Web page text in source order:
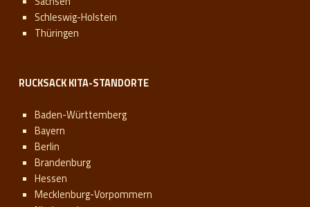
Schleswig-Holstein
Thüringen
RUCKSACK KITA-STANDORTE
Baden-Württemberg
Bayern
Berlin
Brandenburg
Hessen
Mecklenburg-Vorpommern